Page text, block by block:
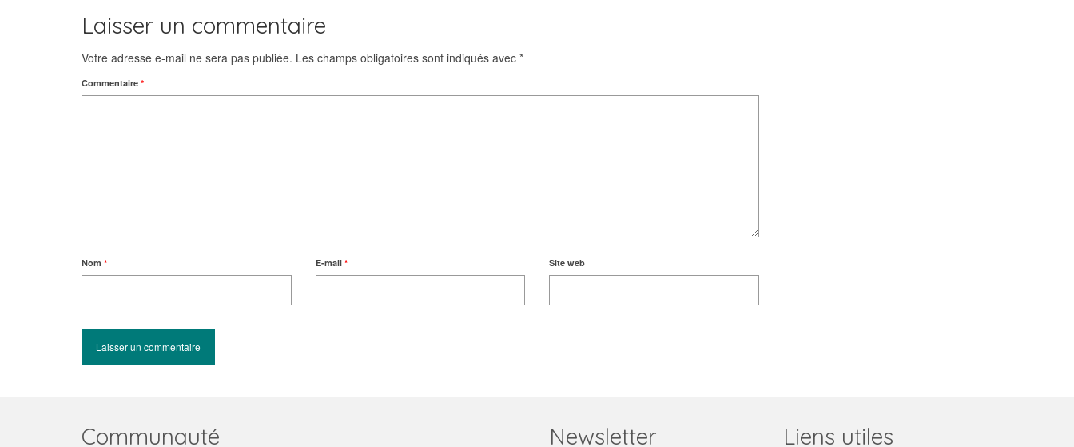
Laisser un commentaire
Votre adresse e-mail ne sera pas publiée. Les champs obligatoires sont indiqués avec *
Commentaire *
Nom * E-mail * Site web
Communauté Newsletter Liens utiles